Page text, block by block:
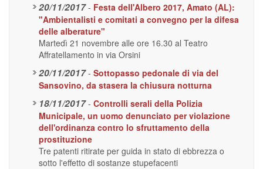
20/11/2017 - Festa dell'Albero 2017, Amato (AL):
"Ambientalisti e comitati a convegno per la difesa
delle alberature"
Martedì 21 novembre alle ore 16.30 al Teatro
Affratellamento in via Orsini
20/11/2017 - Sottopasso pedonale di via del
Sansovino, da stasera la chiusura notturna
18/11/2017 - Controlli serali della Polizia
Municipale, un uomo denunciato per violazione
dell'ordinanza contro lo sfruttamento della
prostituzione
Tre patenti ritirate per guida in stato di ebbrezza o
sotto l'effetto di sostanze stupefacenti